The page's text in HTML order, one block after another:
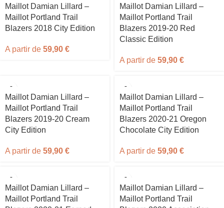
Maillot Damian Lillard –
Maillot Portland Trail
Blazers 2018 City Edition
A partir de 59,90 €
Maillot Damian Lillard –
Maillot Portland Trail
Blazers 2019-20 Red
Classic Edition
A partir de 59,90 €
Maillot Damian Lillard –
Maillot Portland Trail
Blazers 2019-20 Cream
City Edition
A partir de 59,90 €
Maillot Damian Lillard –
Maillot Portland Trail
Blazers 2020-21 Oregon
Chocolate City Edition
A partir de 59,90 €
Maillot Damian Lillard –
Maillot Portland Trail
Maillot Damian Lillard –
Maillot Portland Trail